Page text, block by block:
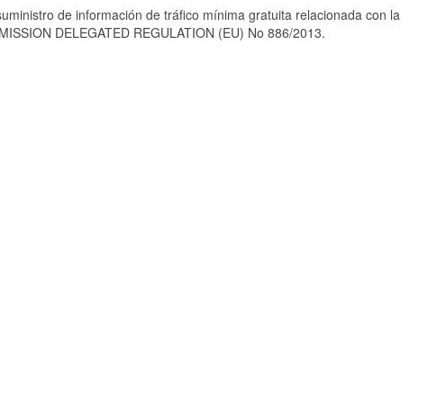
de información de tráfico mínima gratuita relacionada con la
DELEGATED REGULATION (EU) No 886/2013.